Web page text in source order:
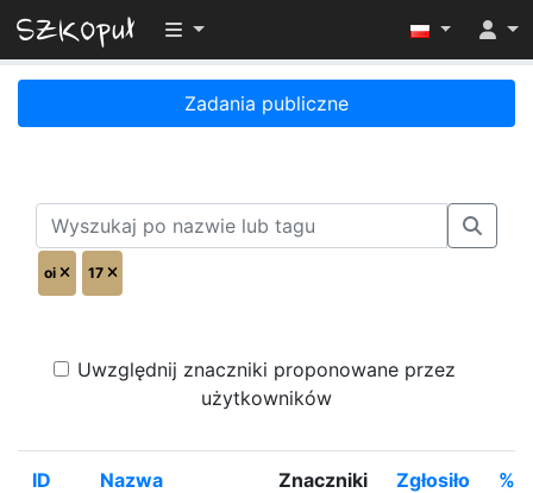
Przełącz widoczność menu
Zadania publiczne
oi 17
Uwzględnij znaczniki proponowane przez
użytkowników
ID Nazwa Znaczniki Zgłosiło